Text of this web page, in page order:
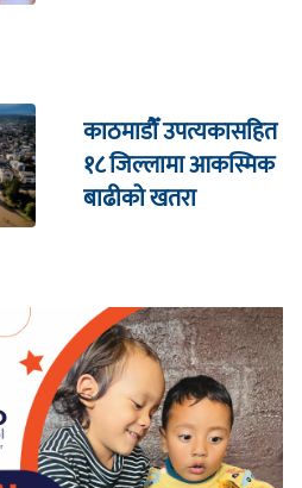
काठमाडौँ उपत्यकासहित
१८ जिल्लामा आकस्मिक
बाढीको खतरा